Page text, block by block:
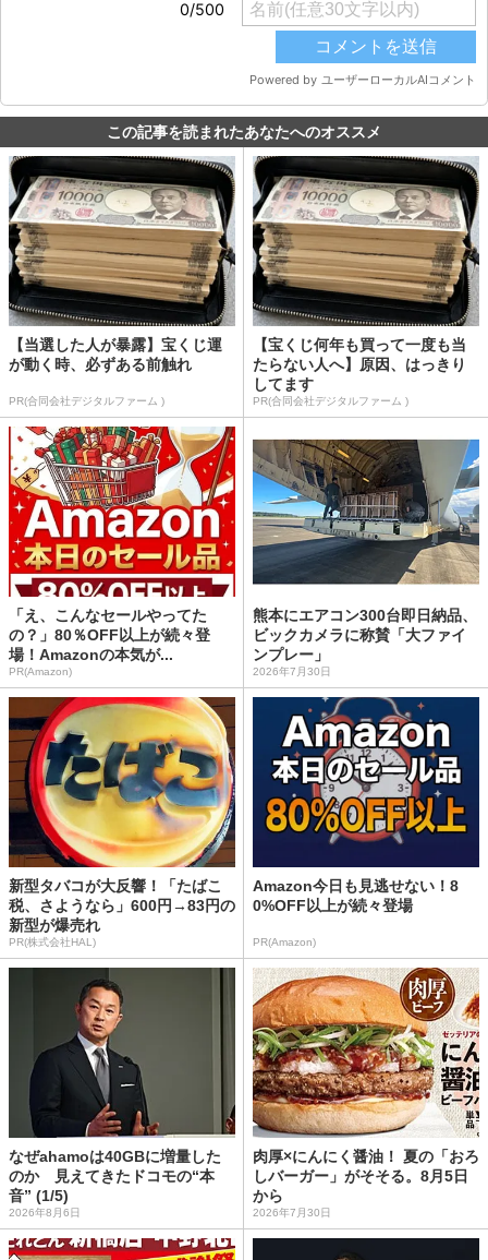
この記事を読まれたあなたへのオススメ
【当選した人が暴露】宝くじ運
が動く時、必ずある前触れ
PR(合同会社デジタルファーム )
【宝くじ何年も買って一度も当
たらない人へ】原因、はっきり
してます
PR(合同会社デジタルファーム )
「え、こんなセールやってた
の？」80％OFF以上が続々登
場！Amazonの本気が...
PR(Amazon)
熊本にエアコン300台即日納品、
ビックカメラに称賛「大ファイ
ンプレー」
2026年7月30日
新型タバコが大反響！「たばこ
税、さようなら」600円→83円の
新型が爆売れ
PR(株式会社HAL)
Amazon今日も見逃せない！8
0%OFF以上が続々登場
PR(Amazon)
なぜahamoは40GBに増量した
のか 見えてきたドコモの“本
音” (1/5)
2026年8月6日
肉厚×にんにく醤油！ 夏の「おろ
しバーガー」がそそる。8月5日
から
2026年7月30日